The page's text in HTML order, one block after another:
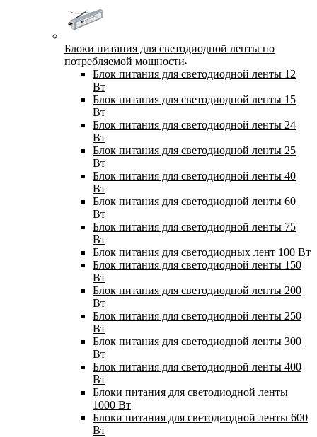
Блоки питания для светодиодной ленты по
потребляемой мощности
Блок питания для светодиодной ленты 12
Вт
Блок питания для светодиодной ленты 15
Вт
Блок питания для светодиодной ленты 24
Вт
Блок питания для светодиодной ленты 25
Вт
Блок питания для светодиодной ленты 40
Вт
Блок питания для светодиодной ленты 60
Вт
Блок питания для светодиодной ленты 75
Вт
Блок питания для светодиодных лент 100 Вт
Блок питания для светодиодной ленты 150
Вт
Блок питания для светодиодной ленты 200
Вт
Блок питания для светодиодной ленты 250
Вт
Блок питания для светодиодной ленты 300
Вт
Блок питания для светодиодной ленты 400
Вт
Блоки питания для светодиодной ленты
1000 Вт
Блоки питания для светодиодной ленты 600
Вт